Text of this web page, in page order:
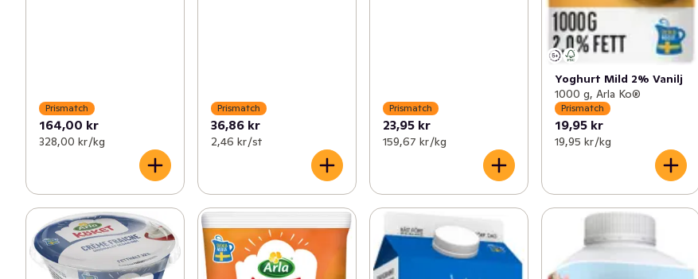
Prismatch
164,00 kr
328,00 kr /kg
Prismatch
36,86 kr
2,46 kr /st
Prismatch
23,95 kr
159,67 kr /kg
Yoghurt Mild 2% Vanilj
1000 g, Arla Ko®
Prismatch
19,95 kr
19,95 kr /kg